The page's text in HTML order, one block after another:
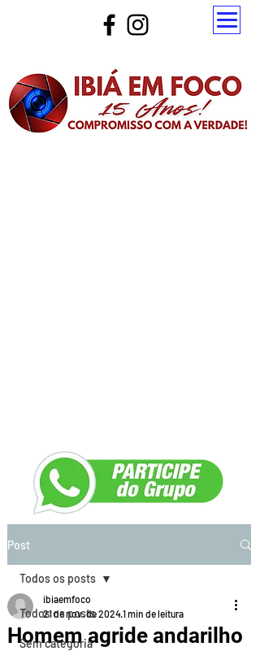
Post
Todos os posts
Sem categoria
Todos os posts
Homem agride andarilho
ibiaemfoco
21 de nov. de 20241 min de leitura